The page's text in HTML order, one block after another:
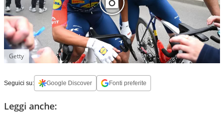
Getty
Seguici su: Google Discover Fonti preferite
Leggi anche: